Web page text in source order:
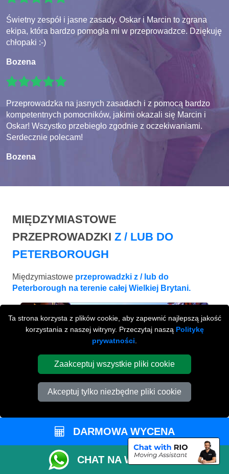
Ta strona korzysta z plików cookie, aby zapewnić najlepszą jakość
korzystania z naszej witryny. Przeczytaj naszą Politykę
prywatności
Zaakceptuj wszystkie pliki cookie
Akceptuj tylko niezbędne pliki cookie
Świetny zespół i jasne zasady. Oskar i Marcin to zgrana
ekipa, która bardzo pomogła mi w przeprowadzce. Dziękuję
chłopaki :-)
Bozena
Przeprowadzka na jasnych zasadach i z pomocą bardzo
kompetentnych pomocników, jakimi okazali się Marcin i
Oskar! Wszystko przebiegło zgodnie z oczekiwaniami.
Serdecznie polecam!
Bozena
MIĘDZYMIASTOWE
PRZEPROWADZKI Z / LUB DO
PETERBOROUGH
Międzymiastowe przeprowadzki z / lub do
Peterborough na terenie całej Wielkiej Brytani.
BIRMINGHAM
od £443
DARMOWA WYCENA
CHAT NA WHATSAPP